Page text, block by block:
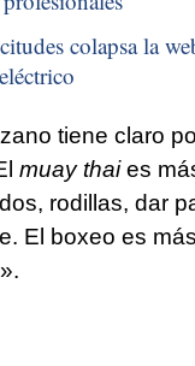
colapsa la
tiene claro
muay thaies
rodillas, dar
El boxeo es